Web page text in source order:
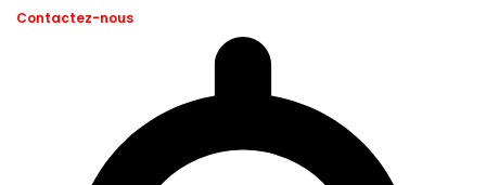
Contactez-nous